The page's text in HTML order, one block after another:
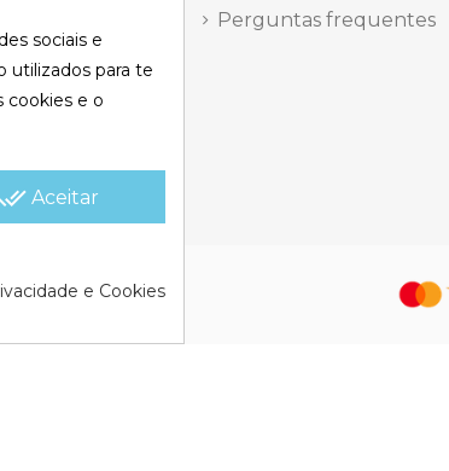
11 | Alicante,
Perguntas frequentes
sociais e
utilizados para te
cookies e o
Aceitar
e Cookies